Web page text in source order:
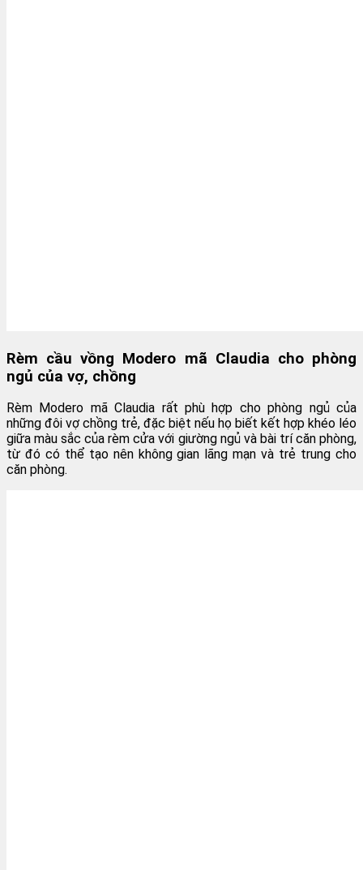
Rèm cầu vồng Modero mã Claudia cho phòng
ngủ của vợ, chồng
Rèm Modero mã Claudia rất phù hợp cho phòng ngủ của
những đôi vợ chồng trẻ, đặc biệt nếu họ biết kết hợp khéo léo
giữa màu sắc của rèm cửa với giường ngủ và bài trí căn phòng,
từ đó có thể tạo nên không gian lãng mạn và trẻ trung cho
căn phòng.